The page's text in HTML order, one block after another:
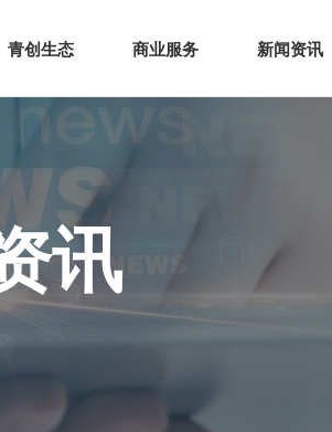
网站首页 走进青创 青创生态 商业服务
青创生态 商业服务 新闻资讯
讯